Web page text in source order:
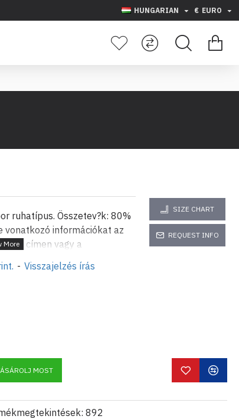
HUNGARIAN € EURO
ruhatípus. Összetev?k: 80%
vonatkozó információkat az
mail címen vagy a
meg. A nagykereskedelmi
e-mail címen kapja
SIZE CHART
REQUEST INFO
892
- Visszajelzés írás
MOST